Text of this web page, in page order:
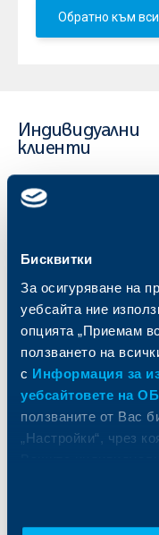
Бисквитки
За осигуряване на
уебсайта ние
опцията „Приемам
ползването на
с Информация за
уебсайтовете на
ползваните от Вас
„Настройки“, чрез
Обратно към
Индивидуални
клиенти
Карти
Сметки и плащания
Спестявания и инвестиции
Застраховки
Актуализация на
За ОББ
Кои сме ние